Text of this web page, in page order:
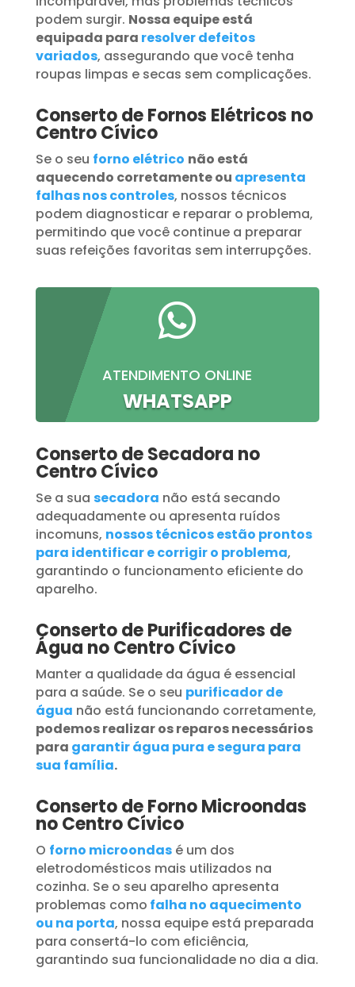
podem surgir. Nossa equipe está
equipada para resolver defeitos
variados, assegurando que você tenha
roupas limpas e secas sem complicações.
Conserto de Fornos Elétricos no
Centro Cívico
Se o seu forno elétrico não está
aquecendo corretamente ou apresenta
falhas nos controles, nossos técnicos
podem diagnosticar e reparar o problema,
permitindo que você continue a preparar
suas refeições favoritas sem interrupções.

ATENDIMENTO ONLINE
WHATSAPP
Conserto de Secadora no
Centro Cívico
Se a sua secadora não está secando
adequadamente ou apresenta ruídos
incomuns, nossos técnicos estão prontos
para identificar e corrigir o problema,
garantindo o funcionamento eficiente do
aparelho.
Conserto de Purificadores de
Água no Centro Cívico
Manter a qualidade da água é essencial
para a saúde. Se o seu purificador de
água não está funcionando corretamente,
podemos realizar os reparos necessários
para garantir água pura e segura para
sua família.
Conserto de Forno Microondas
no Centro Cívico
O forno microondasé um dos
eletrodomésticos mais utilizados na
cozinha. Se o seu aparelho apresenta
problemas como falha no aquecimento
ou na porta, nossa equipe está preparada
para consertá-lo com eficiência,
garantindo sua funcionalidade no dia a dia.